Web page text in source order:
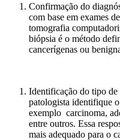
Confirmação do
com base em exames
tomografia
biópsia é o método
cancerígenas ou
Identificação do tipo
patologista identifique
exemplo carcinoma,
entre outros. Essa
mais adequado para o